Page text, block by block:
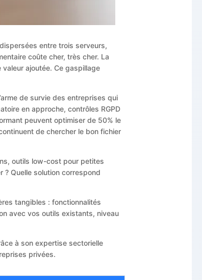
entre trois serveurs,
coûte cher, très cher. La
ajoutée. Ce gaspillage
de survie des entreprises qui
en approche, contrôles RGPD
peuvent optimiser de 50% le
de chercher le bon fichier
outils low-cost pour petites
Quelle solution correspond
tangibles : fonctionnalités
avec vos outils existants, niveau
à son expertise sectorielle
privées.